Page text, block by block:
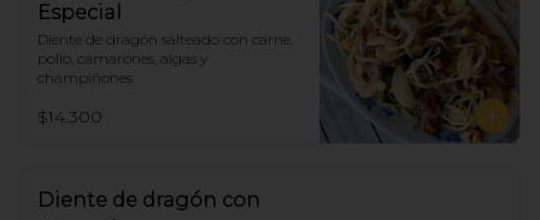
Especial
Diente de dragón salteado con carne,
pollo, camarones, algas y
champiñones
$14.300
Diente de dragón con